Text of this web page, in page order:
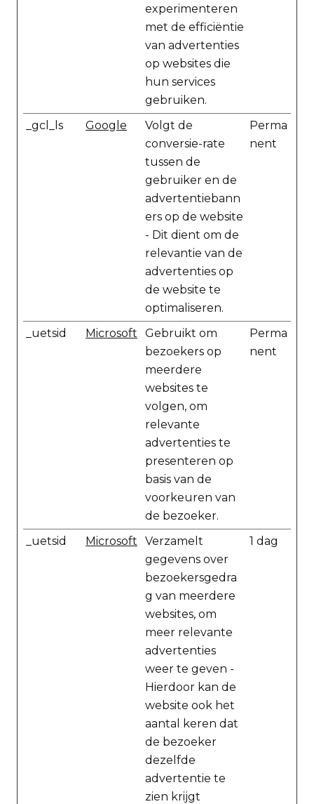
experimenteren
met de efficiëntie
van advertenties
op websites die
hun services
gebruiken.
_gcl_ls
Google
Volgt de
conversie-rate
tussen de
gebruiker en de
advertentiebann
ers op de website
- Dit dient om de
relevantie van de
advertenties op
de website te
optimaliseren.
Perma
nent
_uetsid Microsoft
Gebruikt om
bezoekers op
meerdere
websites te
volgen, om
relevante
advertenties te
presenteren op
basis van de
voorkeuren van
de bezoeker.
Perma
nent
_uetsid Microsoft
Verzamelt
gegevens over
bezoekersgedra
g van meerdere
websites, om
meer relevante
advertenties
weer te geven -
Hierdoor kan de
website ook het
aantal keren dat
de bezoeker
dezelfde
advertentie te
zien krijgt
1 dag